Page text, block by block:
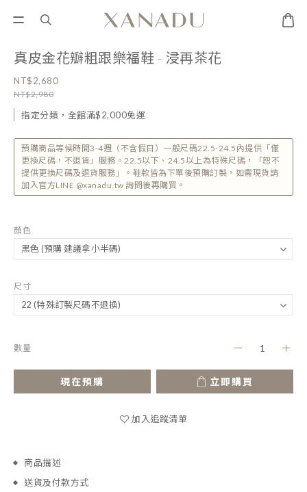
真皮金花瓣粗跟樂福鞋 - 浸再茶花
NT$2,680
NT$2,980
指定分類，全館滿$2,000免運
預購商品等候時間3-4週（不含假日）一般尺碼22.5-24.5內提供「僅
更換尺碼，不退貨」服務。22.5以下、24.5以上為特殊尺碼，「恕不
提供更換尺碼及退貨服務」。鞋款皆為下單後預購訂製，如需現貨請
加入官方LINE @xanadu.tw 詢問後再購買。
顏色
尺寸
數量
現在預購 立即購買
加入追蹤清單
商品描述
送貨及付款方式